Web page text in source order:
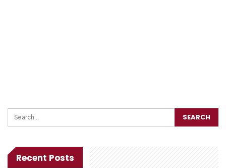
Recent Posts